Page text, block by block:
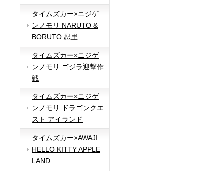
タイムズカー×ニジゲ
ンノモリ NARUTO &
BORUTO 忍里
タイムズカー×ニジゲ
ンノモリ ゴジラ迎撃作
戦
タイムズカー×ニジゲ
ンノモリ ドラゴンクエ
スト アイランド
タイムズカー×AWAJI
HELLO KITTY APPLE
LAND